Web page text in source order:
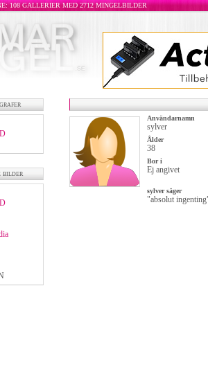
108 GALLERIER MED 2712 MINGELBILDER
bilder
Användarnamn
sylver
Ålder
38
Bor i
Ej angivet
sylver säger
"absolut